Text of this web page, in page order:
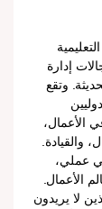
إدارة
وتقع
الأعمال،
والقيادة.
عملي،
الأعمال.
لا يريدون